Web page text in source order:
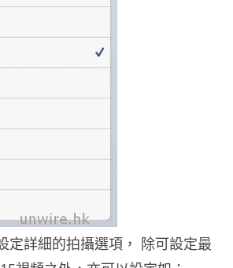
定詳細的拍攝選項， 除可設定最